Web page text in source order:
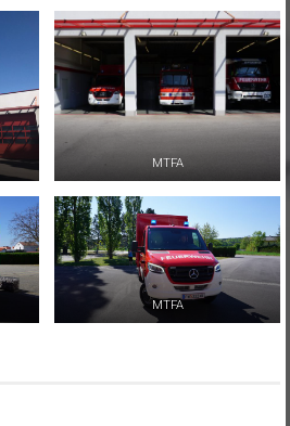
MTFA
MTFA